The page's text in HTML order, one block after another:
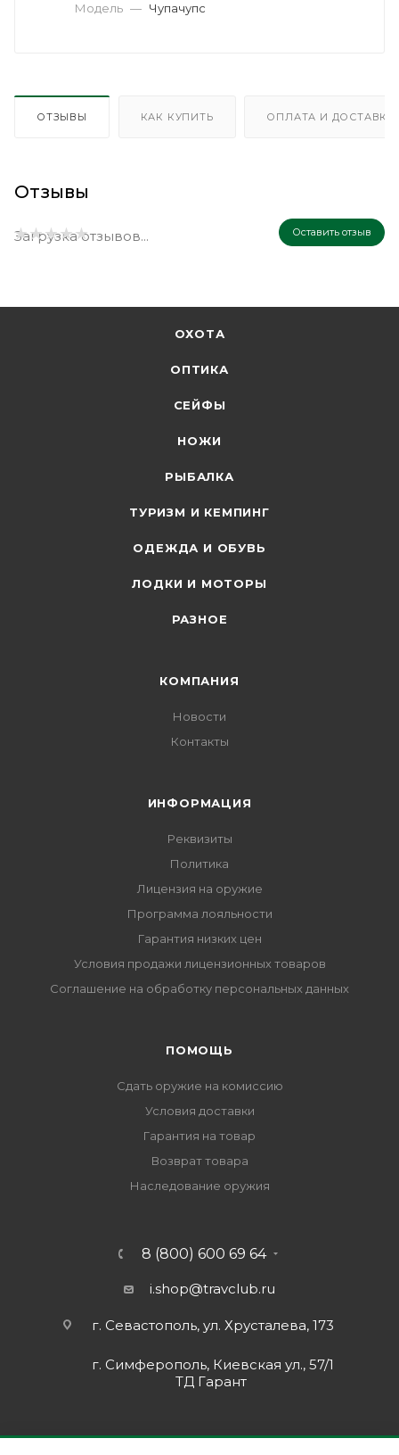
Модель — Чупачупс
ОТЗЫВЫ КАК КУПИТЬ ОПЛАТА И ДОСТАВКА
Отзывы
Оставить отзыв
Загрузка отзывов...
ОХОТА
ОПТИКА
СЕЙФЫ
НОЖИ
РЫБАЛКА
ТУРИЗМ И КЕМПИНГ
ОДЕЖДА И ОБУВЬ
ЛОДКИ И МОТОРЫ
РАЗНОЕ
КОМПАНИЯ
Новости
Контакты
ИНФОРМАЦИЯ
Реквизиты
Политика
Лицензия на оружие
Программа лояльности
Гарантия низких цен
Условия продажи лицензионных товаров
Соглашение на обработку персональных данных
ПОМОЩЬ
Сдать оружие на комиссию
Условия доставки
Гарантия на товар
Возврат товара
Наследование оружия
8 (800) 600 69 64
i.shop@travclub.ru
г. Севастополь, ул. Хрусталева, 173
г. Симферополь, Киевская ул., 57/1
ТД Гарант